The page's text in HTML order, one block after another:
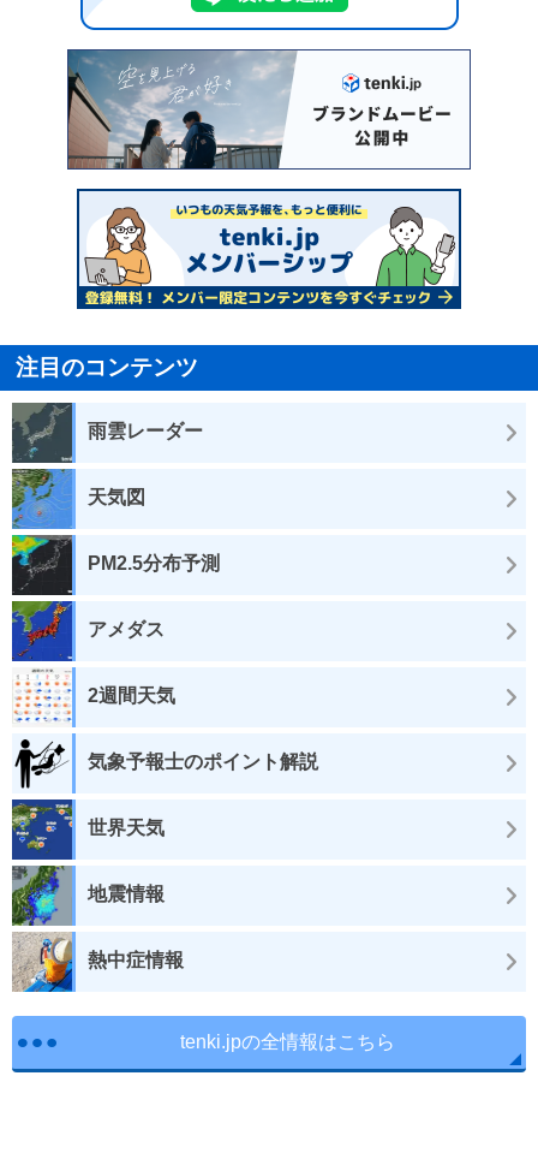
注目のコンテンツ
雨雲レーダー
天気図
PM2.5分布予測
アメダス
2週間天気
気象予報士のポイント解説
世界天気
地震情報
熱中症情報
tenki.jpの全情報はこちら